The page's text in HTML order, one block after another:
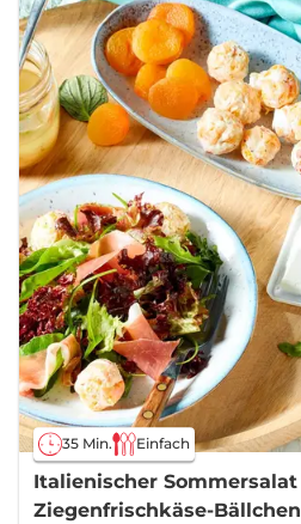
35 Min. Einfach
Italienischer
Ziegenfrischkäse-Bällchen